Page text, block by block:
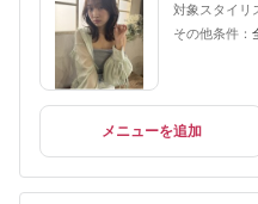
対象スタイリ
その他条件：
メニューを追加